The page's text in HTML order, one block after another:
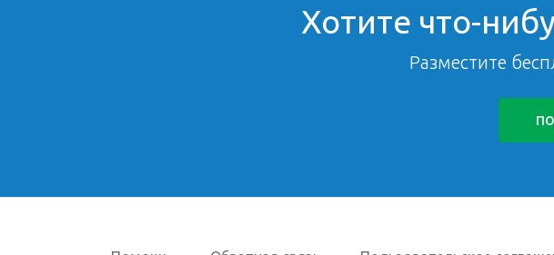
Хотите что-
Разместите